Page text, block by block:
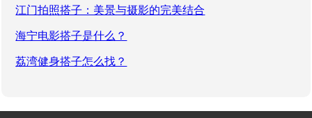
江门拍照搭子：美景与摄影的完美结合
海宁电影搭子是什么？
荔湾健身搭子怎么找？